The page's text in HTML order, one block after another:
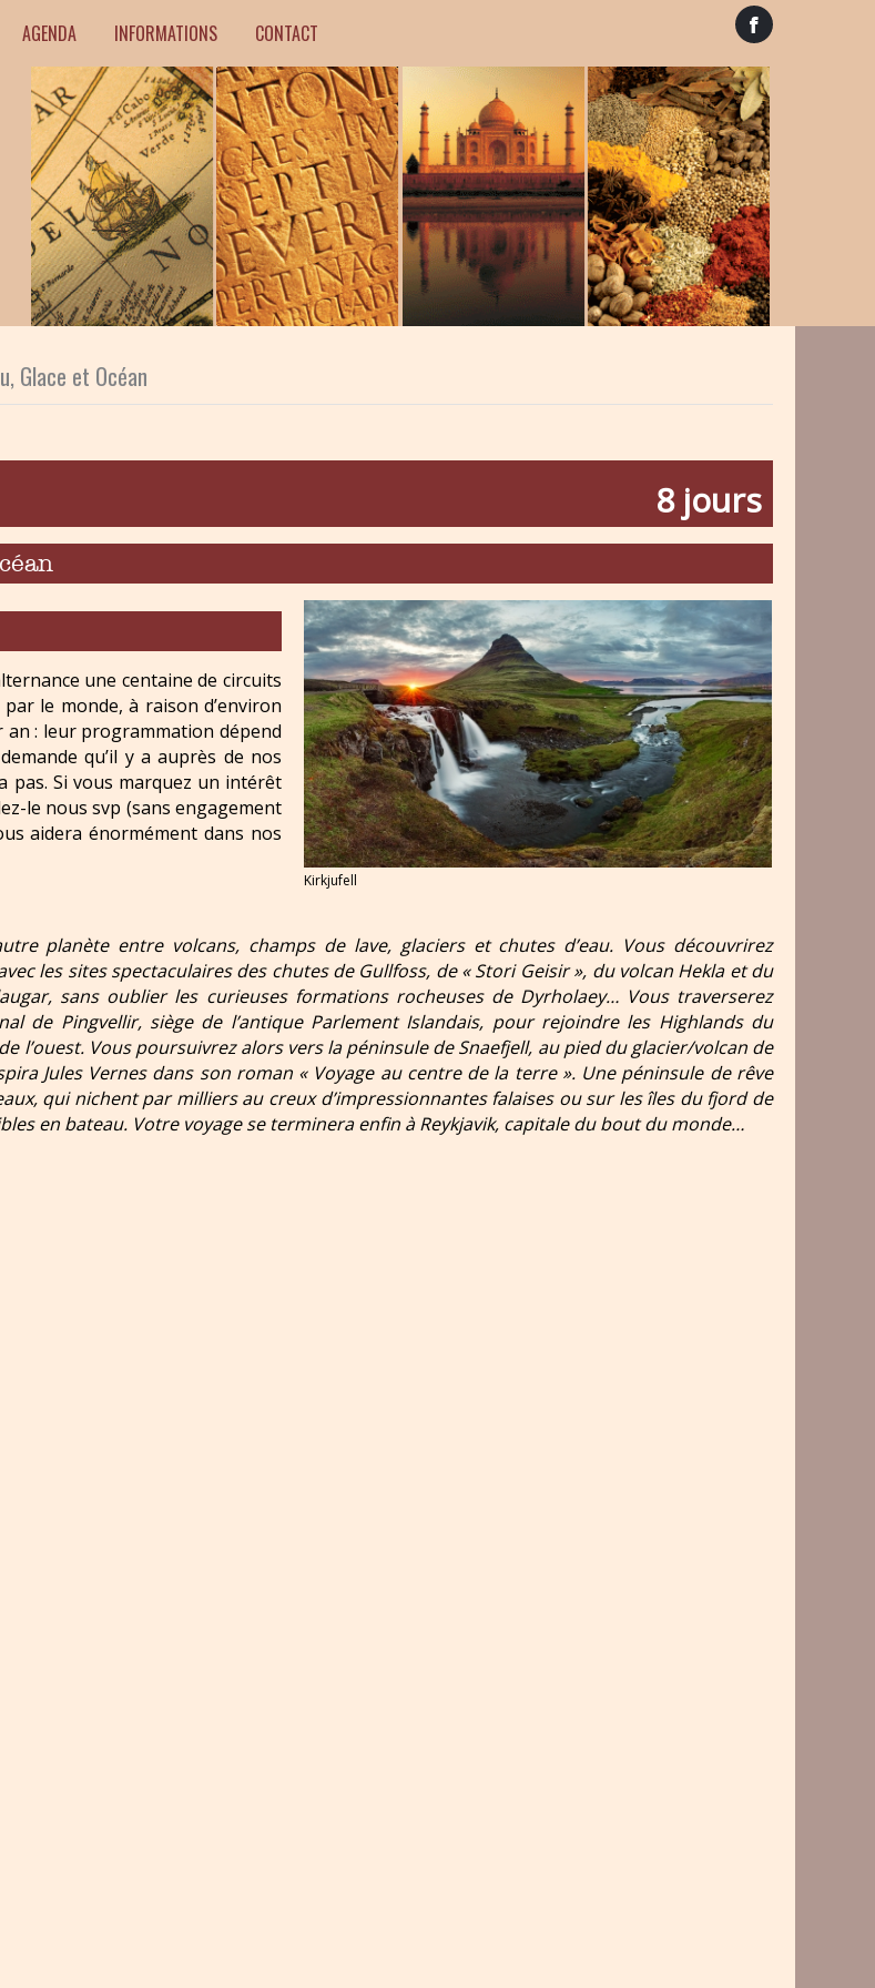
AGENDA INFORMATIONS CONTACT
Glace et Océan
8 jours
une centaine de circuits
le monde, à raison d’environ
an : leur programmation dépend
qu’il y a auprès de nos
pas. Si vous marquez un intérêt
le nous svp (sans engagement
aidera énormément dans nos
Kirkjufell
planète entre volcans, champs de lave, glaciers et chutes d’eau. Vous découvrirez
les sites spectaculaires des chutes de Gullfoss, de « Stori Geisir », du volcan Hekla et du
sans oublier les curieuses formations rocheuses de Dyrholaey… Vous traverserez
de Pingvellir, siège de l’antique Parlement Islandais, pour rejoindre les Highlands du
l’ouest. Vous poursuivrez alors vers la péninsule de Snaefjell, au pied du glacier/volcan de
Jules Vernes dans son roman « Voyage au centre de la terre ». Une péninsule de rêve
qui nichent par milliers au creux d’impressionnantes falaises ou sur les îles du fjord de
en bateau. Votre voyage se terminera enfin à Reykjavik, capitale du bout du monde…